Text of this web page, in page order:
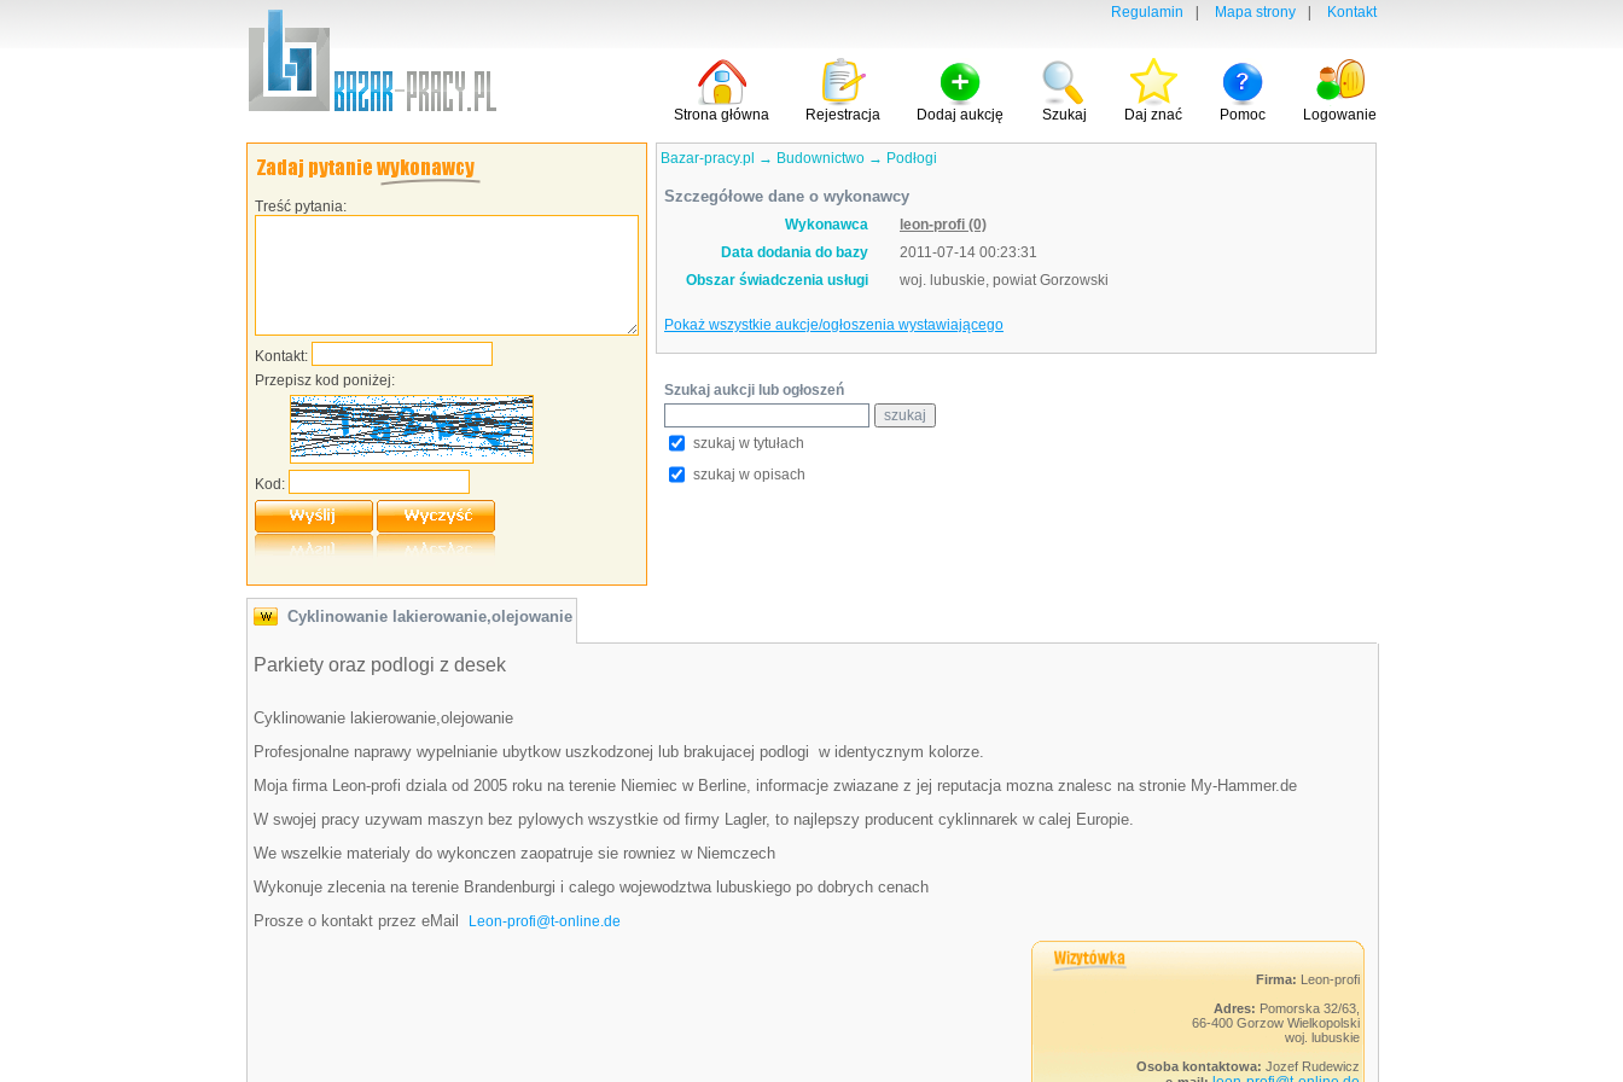
Regulamin Mapa strony Kontakt
Logowanie
Pomoc
Daj znać
Szukaj
Dodaj aukcję
Rejestracja
Strona główna
Treść pytania:
Kontakt:
Przepisz kod poniżej:
Kod:
Bazar-pracy.pl → Budownictwo → Podłogi
Szczegółowe dane o wykonawcy
Wykonawca
leon-profi (0)
Data dodania do bazy
2011-07-14 00:23:31
Obszar świadczenia usługi
woj. lubuskie, powiat Gorzowski
Pokaż wszystkie aukcje/ogłoszenia wystawiającego
Szukaj aukcji lub ogłoszeń
szukaj w tytułach
szukaj w opisach
Cyklinowanie lakierowanie,olejowanie
Parkiety oraz podlogi z desek
Cyklinowanie lakierowanie,olejowanie
Profesjonalne naprawy wypelnianie ubytkow uszkodzonej lub brakujacej podlogi w identycznym kolorze.
Moja firma Leon-profi dziala od 2005 roku na terenie Niemiec w Berline, informacje zwiazane z jej reputacja mozna znalesc na stronie My-Hammer.de
W swojej pracy uzywam maszyn bez pylowych wszystkie od firmy Lagler, to najlepszy producent cyklinnarek w calej Europie.
We wszelkie materialy do wykonczen zaopatruje sie rowniez w Niemczech
Wykonuje zlecenia na terenie Brandenburgi i calego wojewodztwa lubuskiego po dobrych cenach
Prosze o kontakt przez eMail
Leon-profi@t-online.de
Firma: Leon-profi
Adres: Pomorska 32/63,
66-400 Gorzow Wielkopolski
woj. lubuskie
Osoba kontaktowa: Jozef Rudewicz